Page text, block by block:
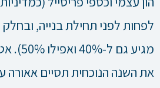
לפחות לפני תחילת בנייה,
מגיע גם